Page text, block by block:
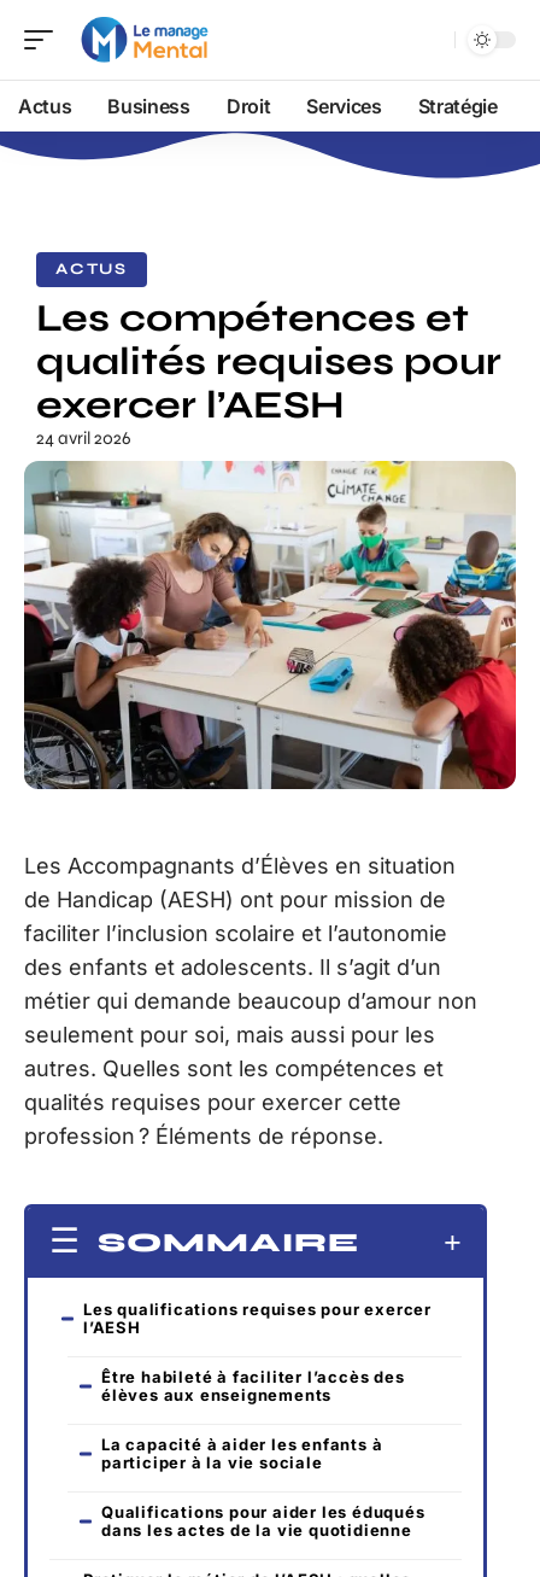
Actus Business Droit Services Stratégie
ACTUS
Les compétences et
qualités requises pour
exercer l’AESH
24 avril 2026
Les Accompagnants d’Élèves en situation
de Handicap (AESH) ont pour mission de
faciliter l’inclusion scolaire et l’autonomie
des enfants et adolescents. Il s’agit d’un
métier qui demande beaucoup d’amour non
seulement pour soi, mais aussi pour les
autres. Quelles sont les compétences et
qualités requises pour exercer cette
profession ? Éléments de réponse.
SOMMAIRE
Les qualifications requises pour exercer
l’AESH
Être habileté à faciliter l’accès des
élèves aux enseignements
La capacité à aider les enfants à
participer à la vie sociale
Qualifications pour aider les éduqués
dans les actes de la vie quotidienne